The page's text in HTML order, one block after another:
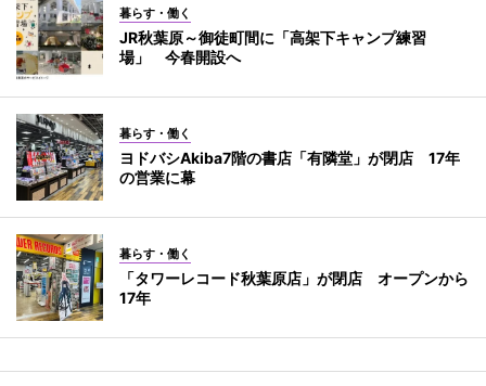
暮らす・働く
JR秋葉原～御徒町間に「高架下キャンプ練習
場」 今春開設へ
暮らす・働く
ヨドバシAkiba7階の書店「有隣堂」が閉店 17年
の営業に幕
暮らす・働く
「タワーレコード秋葉原店」が閉店 オープンから
17年